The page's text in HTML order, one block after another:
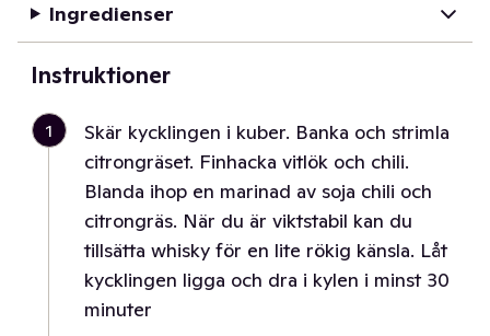
Ingredienser
Instruktioner
1
Skär kycklingen i kuber. Banka och strimla
citrongräset. Finhacka vitlök och chili.
Blanda ihop en marinad av soja chili och
citrongräs. När du är viktstabil kan du
tillsätta whisky för en lite rökig känsla. Låt
kycklingen ligga och dra i kylen i minst 30
minuter